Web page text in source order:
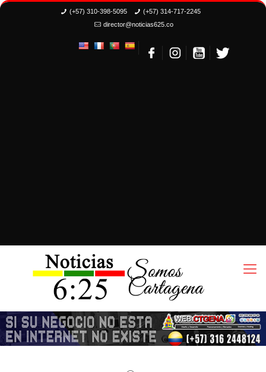
(+57) 310-398-5095
(+57) 314-717-2245
director@noticias625.co